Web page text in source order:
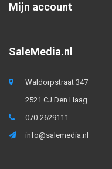
Mijn account
SaleMedia.nl
Waldorpstraat 347
2521 CJ Den Haag
070-2629111
info@salemedia.nl